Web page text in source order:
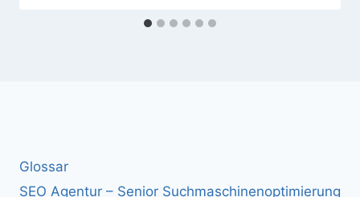
Glossar
SEO Agentur – Senior Suchmaschinenoptimierung